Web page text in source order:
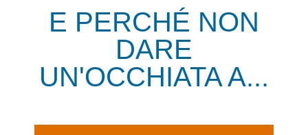
E PERCHÉ NON
DARE
UN'OCCHIATA A...